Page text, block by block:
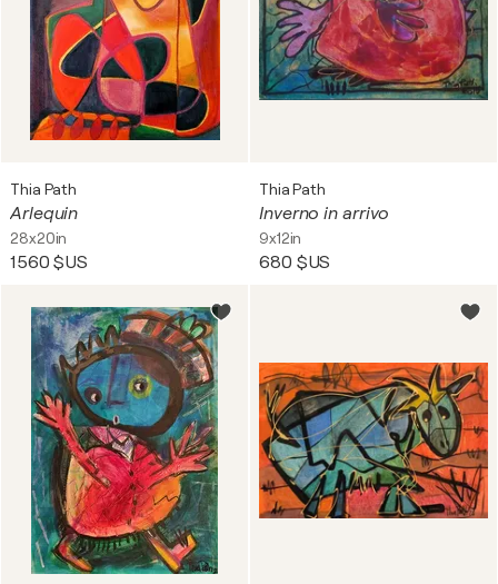
Thia Path
Arlequin
28x20in
1 560 $US
Thia Path
Inverno in arrivo
9x12in
680 $US